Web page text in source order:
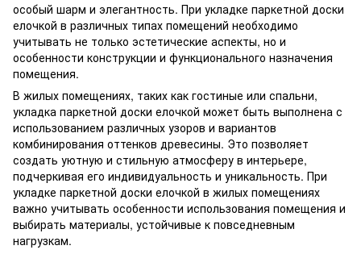
особый шарм и элегантность. При укладке паркетной доски
елочкой в различных типах помещений необходимо
учитывать не только эстетические аспекты, но и
особенности конструкции и функционального назначения
помещения.
В жилых помещениях, таких как гостиные или спальни,
укладка паркетной доски елочкой может быть выполнена с
использованием различных узоров и вариантов
комбинирования оттенков древесины. Это позволяет
создать уютную и стильную атмосферу в интерьере,
подчеркивая его индивидуальность и уникальность. При
укладке паркетной доски елочкой в жилых помещениях
важно учитывать особенности использования помещения и
выбирать материалы, устойчивые к повседневным
нагрузкам.